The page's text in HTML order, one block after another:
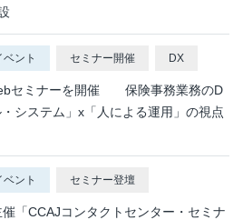
ント セミナー開催 DX
セミナーを開催 保険事務業務のD
システム」x「⼈による運⽤」の視点
ント セミナー登壇
「CCAJコンタクトセンター・セミナ